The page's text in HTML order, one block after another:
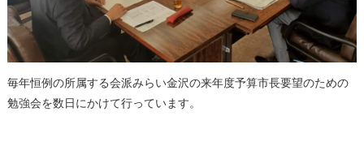
毎年恒例の所属する会派みらい金沢の来年度予算市長要望のための
勉強会を数日にかけて行っています。